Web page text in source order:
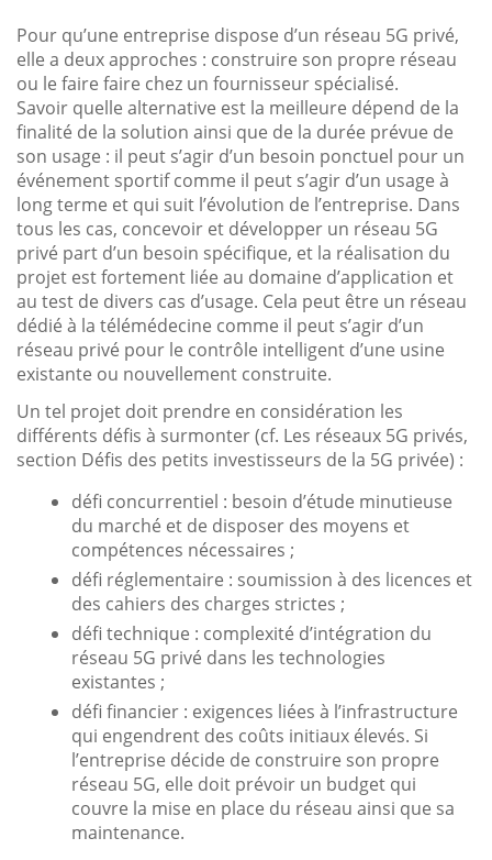
Pour qu’une entreprise dispose d’un réseau 5G privé,
elle a deux approches : construire son propre réseau
ou le faire faire chez un fournisseur spécialisé.
Savoir quelle alternative est la meilleure dépend de la
finalité de la solution ainsi que de la durée prévue de
son usage : il peut s’agir d’un besoin ponctuel pour un
événement sportif comme il peut s’agir d’un usage à
long terme et qui suit l’évolution de l’entreprise. Dans
tous les cas, concevoir et développer un réseau 5G
privé part d’un besoin spécifique, et la réalisation du
projet est fortement liée au domaine d’application et
au test de divers cas d’usage. Cela peut être un réseau
dédié à la télémédecine comme il peut s’agir d’un
réseau privé pour le contrôle intelligent d’une usine
existante ou nouvellement construite.
Un tel projet doit prendre en considération les
différents défis à surmonter (cf. Les réseaux 5G privés,
section Défis des petits investisseurs de la 5G privée) :
défi concurrentiel : besoin d’étude minutieuse
du marché et de disposer des moyens et
compétences nécessaires ;
défi réglementaire : soumission à des licences et
des cahiers des charges strictes ;
défi technique : complexité d’intégration du
réseau 5G privé dans les technologies
existantes ;
défi financier : exigences liées à l’infrastructure
qui engendrent des coûts initiaux élevés. Si
l’entreprise décide de construire son propre
réseau 5G, elle doit prévoir un budget qui
couvre la mise en place du réseau ainsi que sa
maintenance.